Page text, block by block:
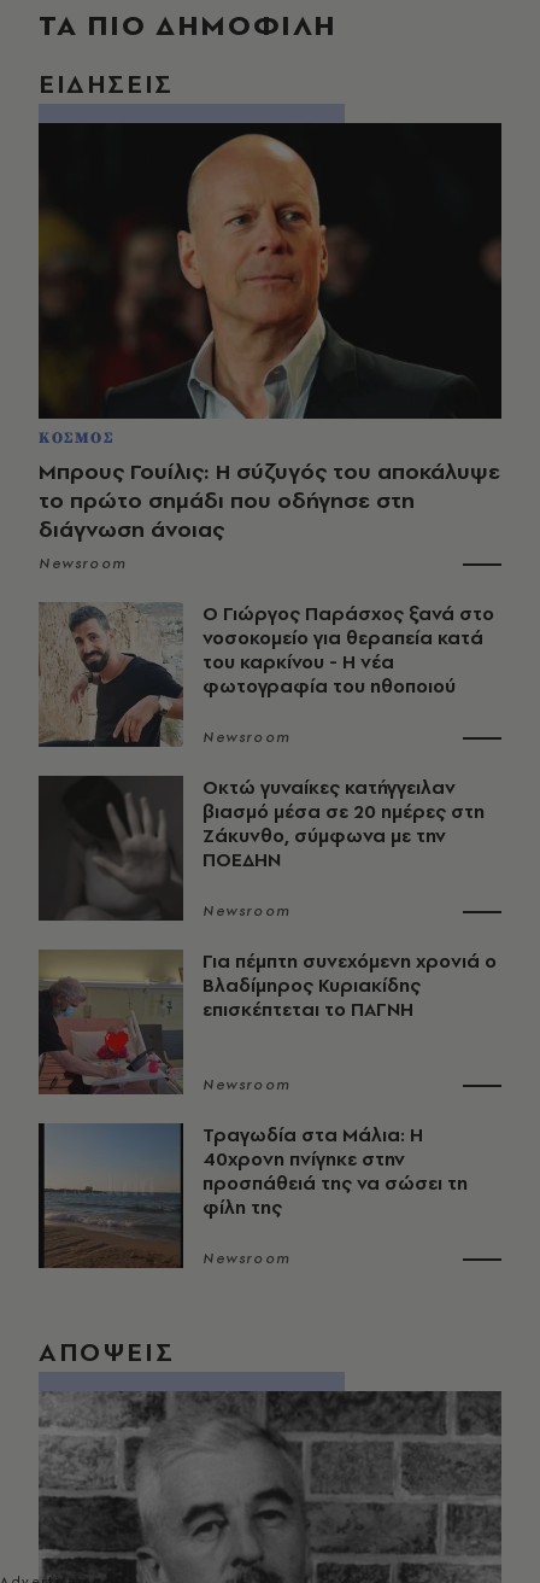
ΤΑ ΠΙΟ ΔΗΜΟΦΙΛΗ
ΕΙΔΗΣΕΙΣ
ΚΟΣΜΟΣ
Μπρους Γουίλις: Η σύζυγός του αποκάλυψε
το πρώτο σημάδι που οδήγησε στη
διάγνωση άνοιας
Newsroom
O Γιώργος Παράσχος ξανά στο
νοσοκομείο για θεραπεία κατά
του καρκίνου - Η νέα
φωτογραφία του ηθοποιού
Newsroom
Οκτώ γυναίκες κατήγγειλαν
βιασμό μέσα σε 20 ημέρες στη
Ζάκυνθο, σύμφωνα με την
ΠΟΕΔΗΝ
Newsroom
Για πέμπτη συνεχόμενη χρονιά ο
Βλαδίμηρος Κυριακίδης
επισκέπτεται το ΠΑΓΝΗ
Newsroom
Τραγωδία στα Μάλια: Η
40χρονη πνίγηκε στην
προσπάθειά της να σώσει τη
φίλη της
Newsroom
ΑΠΟΨΕΙΣ